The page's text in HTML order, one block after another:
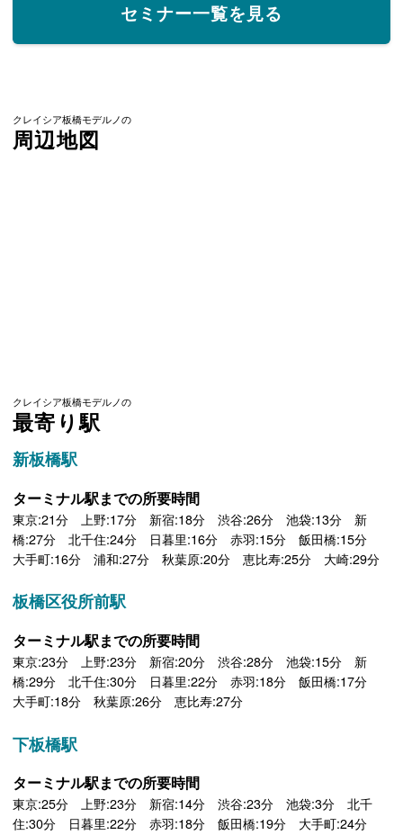
セミナー一覧を見る
クレイシア板橋モデルノの
周辺地図
クレイシア板橋モデルノの
最寄り駅
新板橋駅
ターミナル駅までの所要時間
東京:21分 上野:17分 新宿:18分 渋谷:26分 池袋:13分 新
橋:27分 北千住:24分 日暮里:16分 赤羽:15分 飯田橋:15分
大手町:16分 浦和:27分 秋葉原:20分 恵比寿:25分 大崎:29分
板橋区役所前駅
ターミナル駅までの所要時間
東京:23分 上野:23分 新宿:20分 渋谷:28分 池袋:15分 新
橋:29分 北千住:30分 日暮里:22分 赤羽:18分 飯田橋:17分
大手町:18分 秋葉原:26分 恵比寿:27分
下板橋駅
ターミナル駅までの所要時間
東京:25分 上野:23分 新宿:14分 渋谷:23分 池袋:3分 北千
住:30分 日暮里:22分 赤羽:18分 飯田橋:19分 大手町:24分